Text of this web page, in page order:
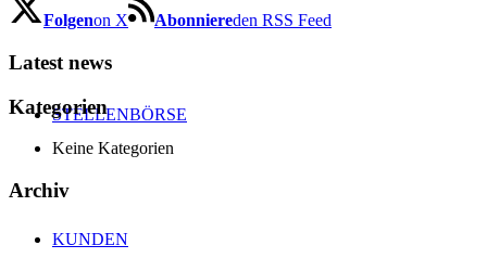
STELLENBÖRSE
KUNDEN
Folgenon X Abonniereden RSS Feed
Latest news
Kategorien
Keine Kategorien
Archiv